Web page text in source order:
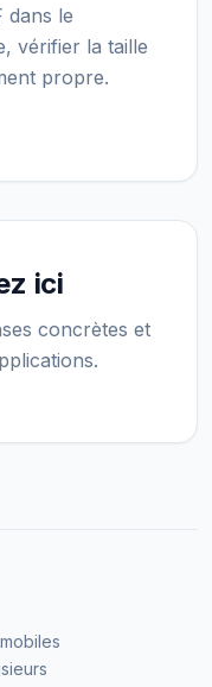
dans le
vérifier la taille
propre.
ici
concrètes et